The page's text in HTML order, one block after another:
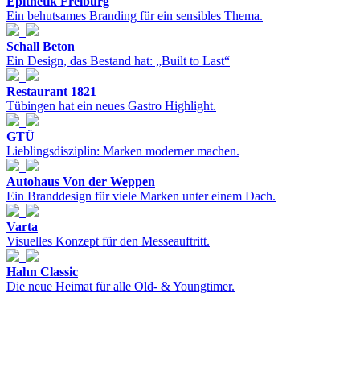
Ein behutsames Branding für ein sensibles Thema.
Schall Beton
Ein Design, das Bestand hat: „Built to Last“
Restaurant 1821
Tübingen hat ein neues Gastro Highlight.
GTÜ
Lieblingsdisziplin: Marken moderner machen.
Autohaus Von der Weppen
Ein Branddesign für viele Marken unter einem Dach.
Varta
Visuelles Konzept für den Messeauftritt.
Hahn Classic
Die neue Heimat für alle Old- & Youngtimer.